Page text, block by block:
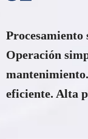
Procesamiento
Operación
eficiente. Alta